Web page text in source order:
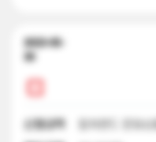
2023-05-
30
신청내역